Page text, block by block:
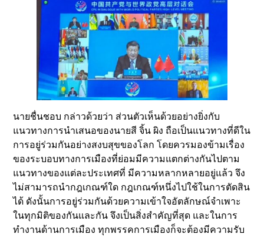
นายชื่นชอบ กล่าวด้วยว่า ส่วนตัวเห็นด้วยอย่างยิ่งกับ
แนวทางการนำเสนอของนายสี จิ้น ผิง ถือเป็นแนวทางที่ดีใน
การอยู่ร่วมกันอย่างสงบสุขของโลก โดยควรมองข้ามเรื่อง
ของระบอบทางการเมืองที่ย่อมมีความแตกต่างกันไปตาม
แนวทางของแต่ละประเทศที่ มีความหลากหลายอยู่แล้ว จึง
ไม่สามารถนำกฎเกณฑ์ใด กฎเกณฑ์หนึ่งไปใช้ในการตัดสิน
ได้ ดังนั้นการอยู่ร่วมกันด้วยความเข้าใจอัตลักษณ์จำเพาะ
ในทุกมิติของกันและกัน จึงเป็นสิ่งสำคัญที่สุด และในการ
ทำงานด้านการเมือง ทุกพรรคการเมืองก็จะต้องมีความรับ